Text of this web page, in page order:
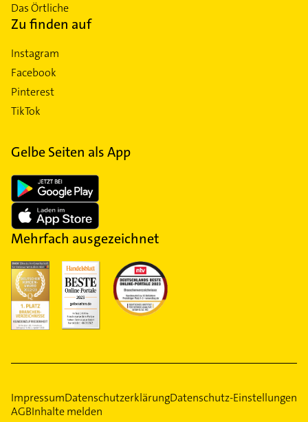
Das Örtliche
Zu finden auf
Instagram
Facebook
Pinterest
TikTok
Gelbe Seiten als App
Mehrfach ausgezeichnet
ImpressumDatenschutzerklärungDatenschutz-Einstellungen
AGBInhalte melden